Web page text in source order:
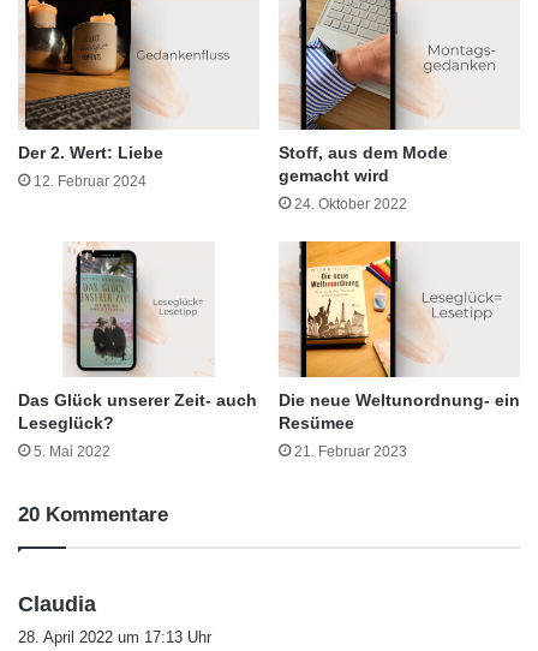
Der 2. Wert: Liebe
12. Februar 2024
Stoff, aus dem Mode
gemacht wird
24. Oktober 2022
Das Glück unserer Zeit- auch
Leseglück?
5. Mai 2022
Die neue Weltunordnung- ein
Resümee
21. Februar 2023
20 Kommentare
Claudia
a
28. April 2022 um 17:13 Uhr